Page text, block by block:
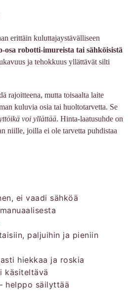
erittäin kuluttajaystävälliseen
osa robotti-imureista tai sähköisistä
ja tehokkuus yllättävät silti
rajoitteena, mutta toisaalta laite
kuluvia osia tai huoltotarvetta. Se
voi yllättää. Hinta-laatusuhde on
niille, joilla ei ole tarvetta puhdistaa
ei vaadi sähköä
paljuihin ja pieniin
hiekkaa ja roskia
käsiteltävä
helppo säilyttää